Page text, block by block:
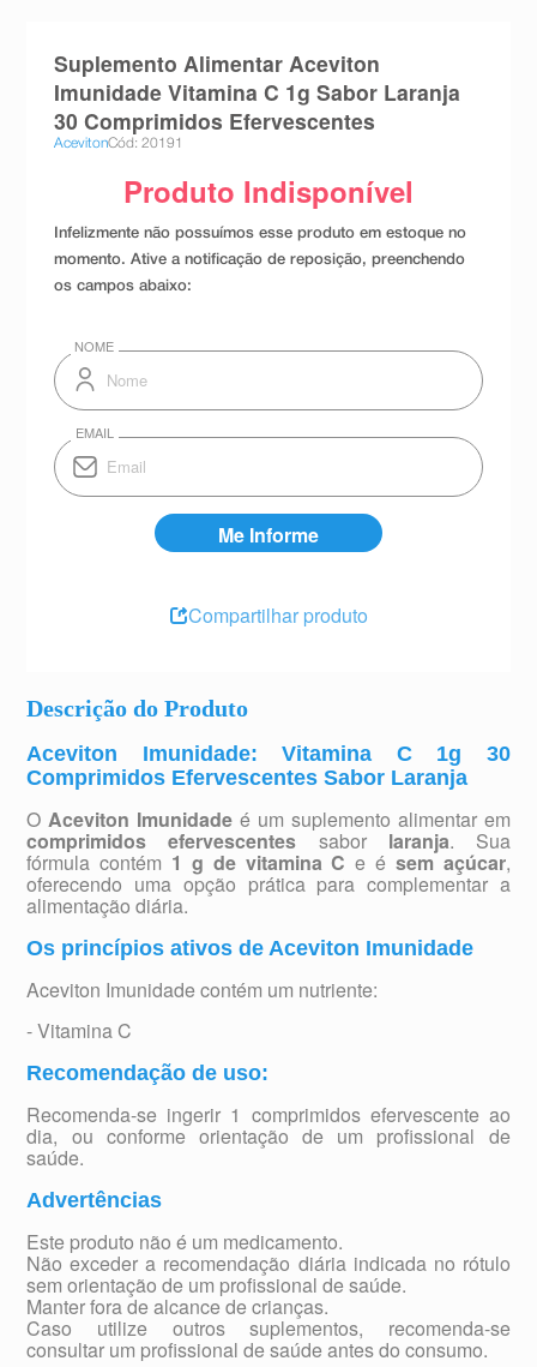
Descrição do Produto
Aceviton Imunidade: Vitamina C 1g 30
Comprimidos Efervescentes Sabor Laranja
OAceviton Imunidade é um suplemento alimentar em
comprimidos efervescentes saborlaranja. Sua
fórmula contém 1 g de vitamina Ce é sem açúcar,
oferecendo uma opção prática para complementar a
alimentação diária.
Os princípios ativos de Aceviton Imunidade
Aceviton Imunidade contém um nutriente:
- Vitamina C
Recomendação de uso:
Recomenda-se ingerir 1 comprimidos efervescente ao
dia, ou conforme orientação de um profissional de
saúde.
Advertências
Este produto não é um medicamento.
Não exceder a recomendação diária indicada no rótulo
sem orientação de um profissional de saúde.
Manter fora de alcance de crianças.
Caso utilize outros suplementos, recomenda-se
consultar um profissional de saúde antes do consumo.
Suplemento Alimentar Aceviton
Imunidade Vitamina C 1g Sabor Laranja
30 Comprimidos Efervescentes
AcevitonCód: 20191
Compartilhar produto
esmalte
ºabsorvente